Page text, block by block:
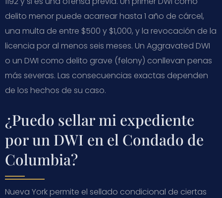
delito menor puede acarrear hasta 1 año de cárcel,
una multa de entre $500 y $1,000, y la revocación de la
licencia por al menos seis meses. Un Aggravated DWI
o un DWI como delito grave (felony) conllevan penas
más severas. Las consecuencias exactas dependen
de los hechos de su caso.
¿Puedo sellar mi expediente
por un DWI en el Condado de
Columbia?
Nueva York permite el sellado condicional de ciertas